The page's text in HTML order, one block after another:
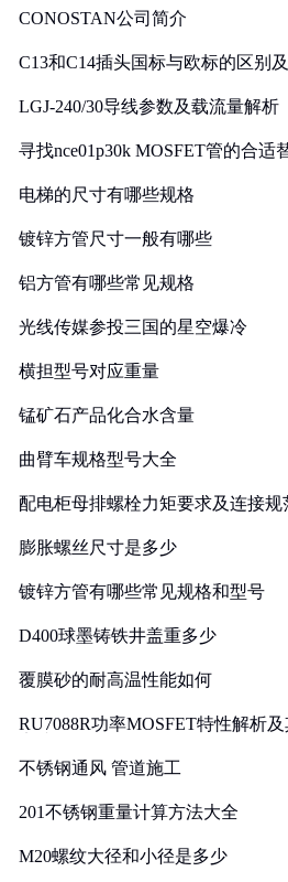
CONOSTAN公司简介
C13和C14插头国标与欧标的区别
LGJ-240/30导线参数及载流量解析
寻找nce01p30k MOSFET管的合适
电梯的尺寸有哪些规格
镀锌方管尺寸一般有哪些
铝方管有哪些常见规格
光线传媒参投三国的星空爆冷
横担型号对应重量
锰矿石产品化合水含量
曲臂车规格型号大全
配电柜母排螺栓力矩要求及连接规
膨胀螺丝尺寸是多少
镀锌方管有哪些常见规格和型号
D400球墨铸铁井盖重多少
覆膜砂的耐高温性能如何
RU7088R功率MOSFET特性解析
不锈钢通风 管道施工
201不锈钢重量计算方法大全
M20螺纹大径和小径是多少